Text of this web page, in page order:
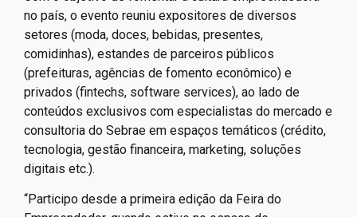
no país, o evento reuniu expositores de diversos
setores (moda, doces, bebidas, presentes,
comidinhas), estandes de parceiros públicos
(prefeituras, agências de fomento econômico) e
privados (fintechs, software services), ao lado de
conteúdos exclusivos com especialistas do mercado e
consultoria do Sebrae em espaços temáticos (crédito,
tecnologia, gestão financeira, marketing, soluções
digitais etc.).
“Participo desde a primeira edição da Feira do